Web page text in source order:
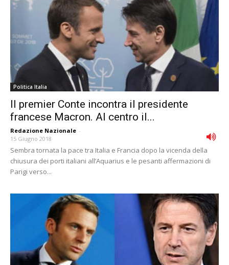
Politica Italia
Il premier Conte incontra il presidente
francese Macron. Al centro il...
Redazione Nazionale -
15 Giugno 2018
Sembra tornata la pace tra Italia e Francia dopo la vicenda della
chiusura dei porti italiani all’Aquarius e le pesanti affermazioni di
Parigi verso...